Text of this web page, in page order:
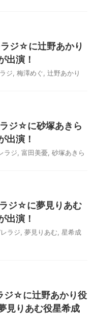
ジ☆に辻野あかり
出演！
ジ 梅澤めぐ 辻野あかり
ジ☆に砂塚あきら
出演！
ラジ 富田美憂 砂塚あきら
ジ☆に夢見りあむ
出演！
ラジ 夢見りあむ 星希成
ジ☆に辻野あかり役
見りあむ役星希成